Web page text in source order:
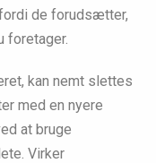
de forudsætter,
foretager.
kan nemt slettes
med en nyere
at bruge
Virker